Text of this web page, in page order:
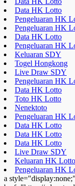
Data HK Lotto
Pengeluaran HK
Pengeluaran HK
Data HK Lotto
Pengeluaran HK
Keluaran SDY
Togel Hongkong
Live Draw SDY
Pengeluaran HK
Data HK Lotto
Toto HK Lotto
Nenektoto
Pengeluaran HK
Data HK Lotto
Data HK Lotto
Data HK Lotto
Live Draw SDY
Keluaran HK Lotto
Pengeluaran HK
a style="display:none;"